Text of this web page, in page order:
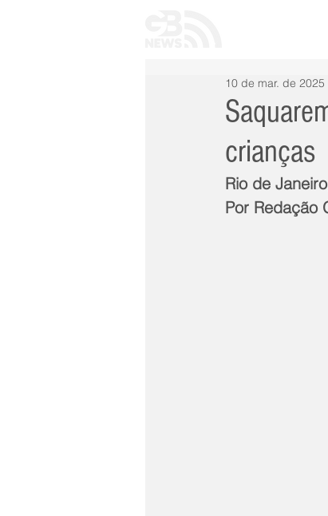
crianças
10 de mar. de 2025
Rio de
Por Redação